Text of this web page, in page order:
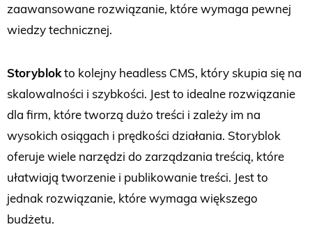
zaawansowane rozwiązanie, które wymaga pewnej
wiedzy technicznej.
Storyblokto kolejny headless CMS, który skupia się na
skalowalności i szybkości. Jest to idealne rozwiązanie
dla firm, które tworzą dużo treści i zależy im na
wysokich osiągach i prędkości działania. Storyblok
oferuje wiele narzędzi do zarządzania treścią, które
ułatwiają tworzenie i publikowanie treści. Jest to
jednak rozwiązanie, które wymaga większego
budżetu.